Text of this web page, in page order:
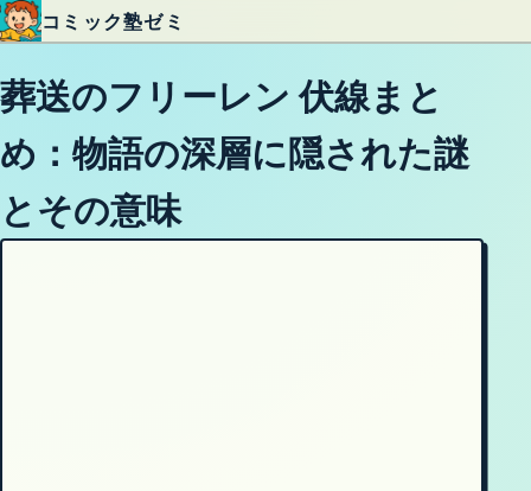
内容をスキップ
コミック塾ゼミ
葬送のフリーレン 伏線まと
め：物語の深層に隠された謎
とその意味